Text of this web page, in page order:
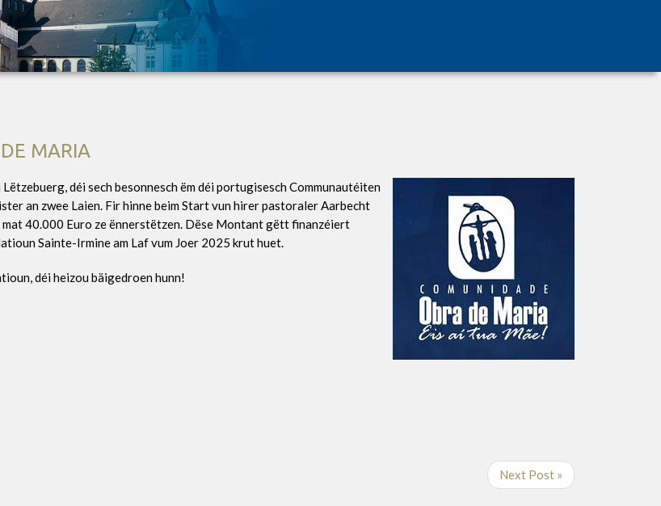
MARIA
déi sech besonnesch ëm déi portugisesch Communautéiten
an zwee Laien. Fir hinne beim Start vun hirer pastoraler Aarbecht
40.000 Euro ze ënnerstëtzen. Dëse Montant gëtt finanzéiert
Sainte-Irmine am Laf vum Joer 2025 krut huet.
déi heizou bäigedroen hunn!
Next Post »